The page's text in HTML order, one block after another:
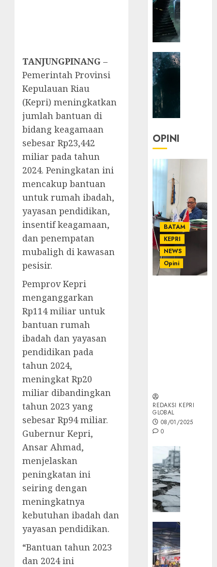
TANJUNGPINANG –
Pemerintah Provinsi
Kepulauan Riau
(Kepri) meningkatkan
jumlah bantuan di
bidang keagamaan
sebesar Rp23,442
miliar pada tahun
2024. Peningkatan ini
mencakup bantuan
untuk rumah ibadah,
yayasan pendidikan,
insentif keagamaan,
dan penempatan
mubaligh di kawasan
pesisir.
Pemprov Kepri
menganggarkan
Rp114 miliar untuk
bantuan rumah
ibadah dan yayasan
pendidikan pada
tahun 2024,
meningkat Rp20
miliar dibandingkan
tahun 2023 yang
sebesar Rp94 miliar.
Gubernur Kepri,
Ansar Ahmad,
menjelaskan
peningkatan ini
seiring dengan
meningkatnya
kebutuhan ibadah dan
yayasan pendidikan.
“Bantuan tahun 2023
dan 2024 ini
OPINI
BATAM
KEPRI
NEWS
Opini
REDAKSI KEPRI
GLOBAL
08/01/2025
0